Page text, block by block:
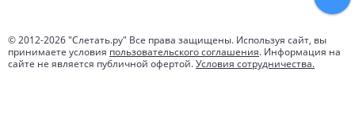
© 2012-2026"Слетать.ру" Все права защищены. Используя сайт, вы
принимаете условия пользовательского соглашения. Информация на
сайте не является публичной офертой.Условия сотрудничества.